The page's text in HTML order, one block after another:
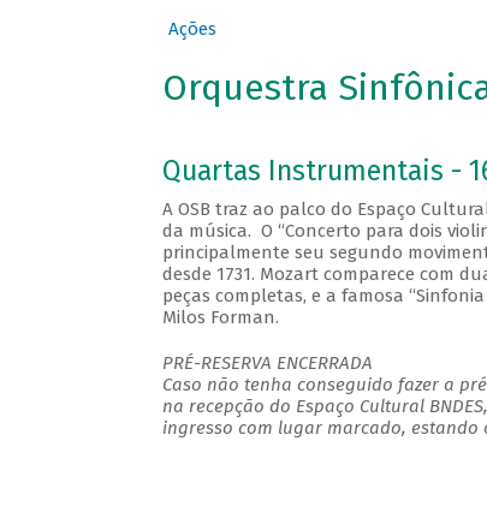
Ações
Orquestra
Quartas Instrumentais -
A OSB traz ao palco do Espaço
da música. O “Concerto para dois
principalmente seu segundo
desde 1731. Mozart comparece com
peças completas, e a famosa
Milos Forman.
PRÉ-RESERVA ENCERRADA
Caso não tenha conseguido fazer a
na recepção do Espaço Cultural
ingresso com lugar marcado,